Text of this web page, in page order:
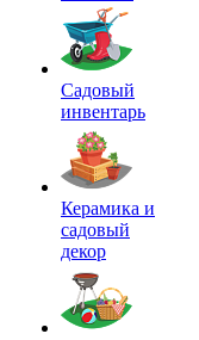
Садовый
инвентарь
Керамика и
садовый
декор